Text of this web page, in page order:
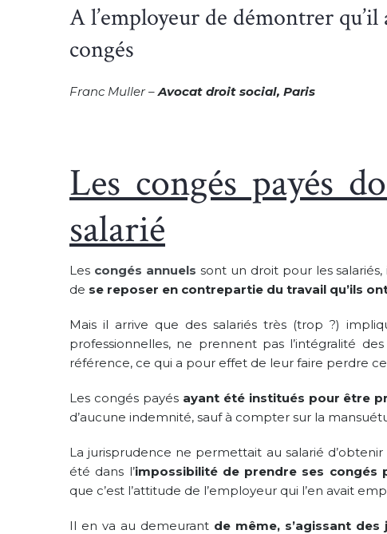
DÉMONTRER
QU’IL
A
CONGÉS
A l’employeur de démontrer
congés
Franc Muller –Avocat droit social, Paris
Les congés payés
salarié
Les congés annuels sont un droit pour les
de se reposer en contrepartie du travail qu’ils
Mais il arrive que des salariés très (trop ?)
professionnelles, ne prennent pas l’intégralité
référence, ce qui a pour effet de leur faire perdre
Les congés payés ayant été institués pour être
d’aucune indemnité, sauf à compter sur la
La jurisprudence ne permettait au salarié
été dans l’impossibilité de prendre ses congés
que c’est l’attitude de l’employeur qui l’en avait
Il en va au demeurant de même, s’agissant des